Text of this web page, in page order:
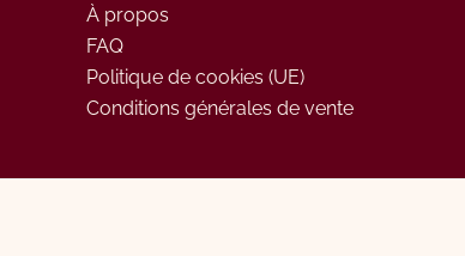
À propos
FAQ
Politique de cookies (UE)
Conditions générales de vente